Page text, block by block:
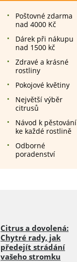
Poštovné zdarma
nad 4000 Kč
Dárek při nákupu
nad 1500 kč
Zdravé a krásné
rostliny
Pokojové květiny
Největší výběr
citrusů
Návod k pěstování
ke každé rostlině
Odborné
poradenství
Citrus a dovolená:
Chytré rady, jak
předejít strádání
vašeho stromku